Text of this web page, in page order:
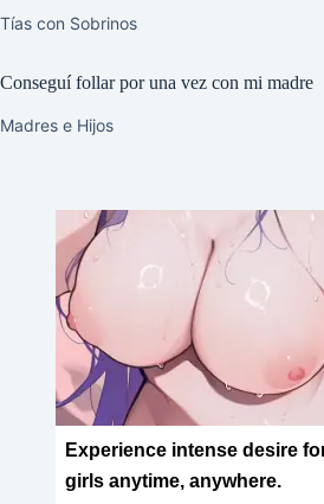
Tías con Sobrinos
Conseguí follar por una vez con mi madre
Madres e Hijos
Experience intense desire
girls anytime, anywhere.